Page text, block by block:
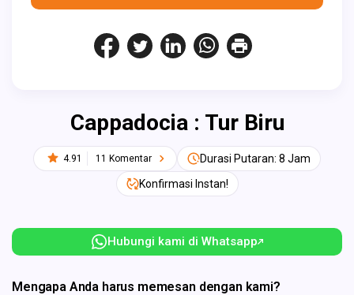
Cappadocia : Tur Biru
4.91 11 Komentar
Durasi Putaran: 8 Jam
Konfirmasi Instan!
Hubungi kami di Whatsapp
Mengapa Anda harus memesan dengan kami?